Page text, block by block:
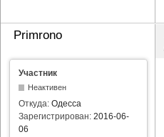
Primrono
Участник
Неактивен
Откуда: Одесса
Зарегистрирован: 2016-06-
06